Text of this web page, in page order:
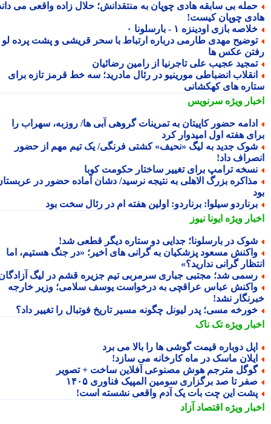
بی سابقه هادی چوپان به منتقدانش؛ حلال زاده واقعی می داند
چوپان کیست!
بازی اودینزه ۱ - بارسلونا ۰
مهدی طارمی درباره ارتباط با سحر قریشی و پشت پرده لو
عکس ها
عجیب علی تاجرنیا از رامین رضائیان
انضباطی مورینیو در رئال مادرید؛ سه خط قرمز تازه برای
های کهکشانی
ویژهسرنویس
حضور کاپیتان به تمرینات گروهی آبی ها/ روزبه، سهراب را
هفته اول امیدوار کرد
جدید به لیگ «نحیف» کشتی فرنگی/ یک تیم مهم از حضور
داد!
ترامپ برای تغییر ساختار حکومت کوبا
بزرگ الاهلی به نتیجه نرسید/ دشان آماده حضور در عربستان
سیلوا: برناردو: اولین هفته ام در رئال سخت بود
ویژهایونا نیوز
در بارسلونا؛ جدایی دو ستاره دیگر قطعی شد!
مسعود پزشکیان به گرانی های اخیر؛ «در جنگ هستیم، اما
گرانی ندارید؟»
شد؛ مجتبی جباری سرمربی تیم جزیره قشم در لیگ آزادگان!
عباس عراقچی به درخواست یوسف سلامی؛ وزیر خارجه
نشد!
مسی؛ پدر لیونل چگونه مسیر تاریخ فوتبال را تغییر داد؟
ویژهتک ناک
دوباره قیمت گوشی ها را بالا می برد
ماسک در ماه کارخانه می سازد!
مترجم هوش مصنوعی آفلاین ساخت + تصویر
تا صد برگزاری سومین المپیک فناوری ۱۴۰۵
این چت بات یک آدم واقعی نشسته است!
ویژهاقتصاد آزاد